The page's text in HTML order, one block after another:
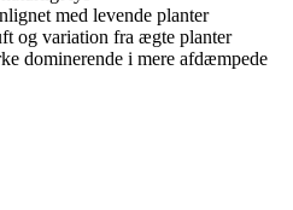
med levende planter
og variation fra ægte planter
dominerende i mere afdæmpede